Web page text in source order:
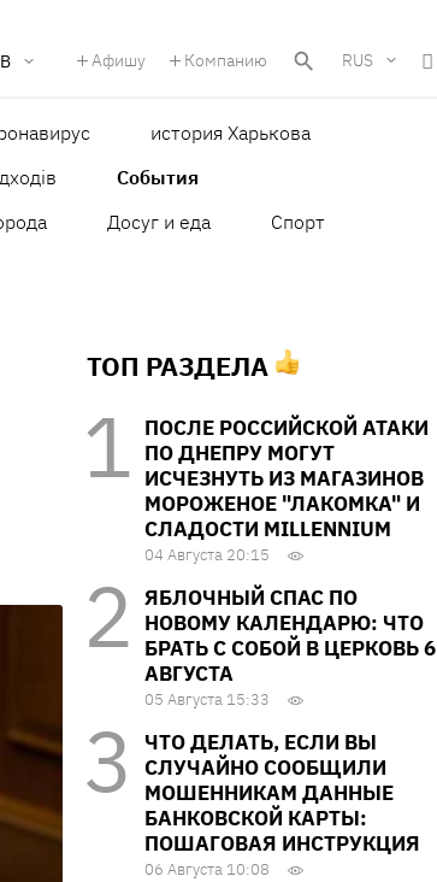
Афишу Компанию RUS
история Харькова
События
Досуг и еда
Спорт
ТОП РАЗДЕЛА
ПОСЛЕ РОССИЙСКОЙ АТАКИ
ПО ДНЕПРУ МОГУТ
ИСЧЕЗНУТЬ ИЗ МАГАЗИНОВ
МОРОЖЕНОЕ "ЛАКОМКА" И
СЛАДОСТИ MILLENNIUM
04 Августа 20:15
ЯБЛОЧНЫЙ СПАС ПО
НОВОМУ КАЛЕНДАРЮ: ЧТО
БРАТЬ С СОБОЙ В ЦЕРКОВЬ 6
АВГУСТА
05 Августа 15:33
ЧТО ДЕЛАТЬ, ЕСЛИ ВЫ
СЛУЧАЙНО СООБЩИЛИ
МОШЕННИКАМ ДАННЫЕ
БАНКОВСКОЙ КАРТЫ:
ПОШАГОВАЯ ИНСТРУКЦИЯ
06 Августа 10:08